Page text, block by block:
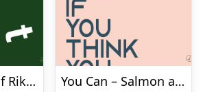
I Can – Green af Rikke Axelsen
You Can – Salmon af Rikke Axelsen